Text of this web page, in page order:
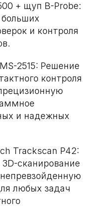
+ щуп B-Probe:
и контроля
2515: Решение
контроля
и надежных
Trackscan P42:
сканирование
любых задач